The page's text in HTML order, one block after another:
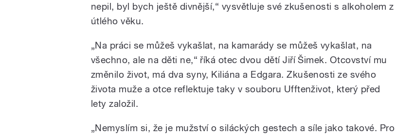
nepil, byl bych ještě divnější,“ vysvětluje své zkušenosti s alkoholem z
útlého věku.
„Na práci se můžeš vykašlat, na kamarády se můžeš vykašlat, na
všechno, ale na děti ne,“ říká otec dvou dětí Jiří Šimek. Otcovství mu
změnilo život, má dva syny, Kiliána a Edgara. Zkušenosti ze svého
života muže a otce reflektuje taky v souboru Ufftenživot, který před
lety založil.
„Nemyslím si, že je mužství o siláckých gestech a síle jako takové. Pro